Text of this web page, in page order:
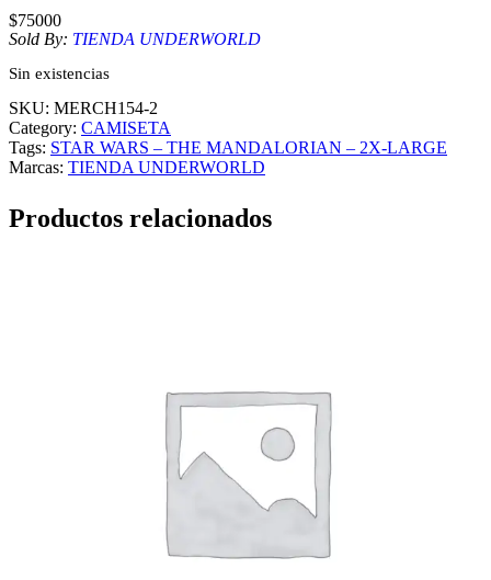
$75000
Sold By: TIENDA UNDERWORLD
Sin existencias
SKU: MERCH154-2
Category: CAMISETA
Tags: STAR WARS – THE MANDALORIAN – 2X-LARGE
Marcas: TIENDA UNDERWORLD
Productos relacionados